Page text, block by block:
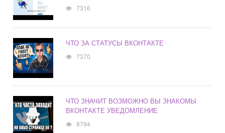
7316
ЧТО ЗА СТАТУСЫ ВКОНТАКТЕ
7370
ЧТО ЗНАЧИТ ВОЗМОЖНО ВЫ ЗНАКОМЫ
ВКОНТАКТЕ УВЕДОМЛЕНИЕ
8794